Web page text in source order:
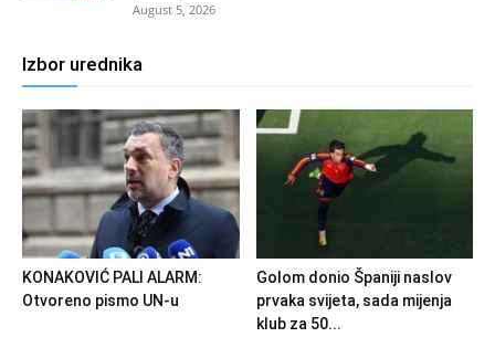
August 5, 2026
Izbor urednika
KONAKOVIĆ PALI ALARM:
Otvoreno pismo UN-u
Golom donio Španiji naslov
prvaka svijeta, sada mijenja
klub za 50...